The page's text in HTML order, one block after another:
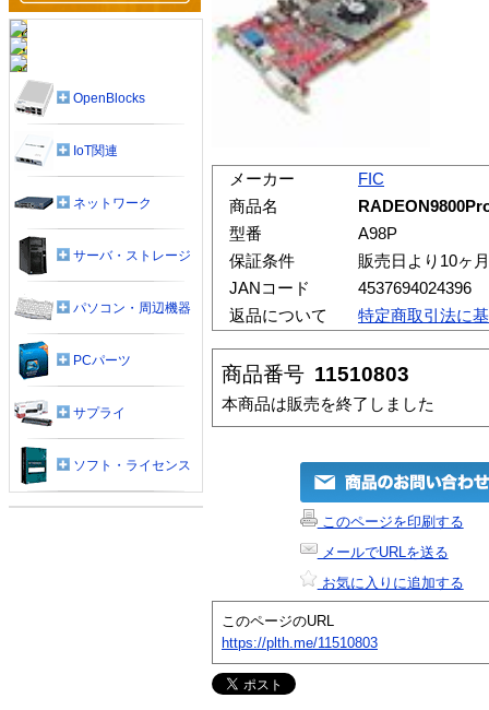
メーカー
FIC
商品名
型番
A98P
保証条件
販売日より10ヶ
JANコード
4537694024396
返品について
特定商取引法に
商品番号 11510803
本商品は販売を終了しました
このページを印刷する
メールでURLを送る
お気に入りに追加する
このページのURL
https://plth.me/11510803
OpenBlocks
IoT関連
ネットワーク
サーバ・ストレージ
パソコン・周辺機器
PCパーツ
サプライ
ソフト・ライセンス